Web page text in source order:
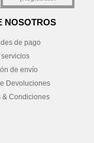
NOSOTROS
de pago
servicios
de envío
Devoluciones
& Condiciones